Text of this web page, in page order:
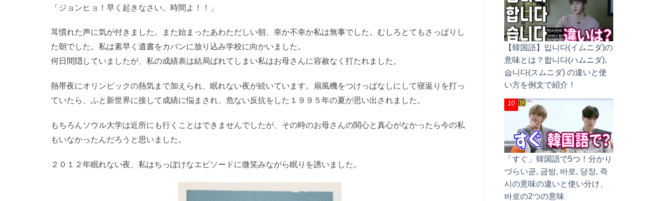
「ジョンヒョ！早く起きなさい。時間よ！！」
耳慣れた声に気が付きました。また始まったあわただしい朝、幸か不幸か私は無事でした。むしろとてもさっぱりし
た朝でした。私は素早く遺書をカバンに放り込み学校に向かいました。
何日間隠していましたが、私の成績表は結局ばれてしまい私はお母さんに容赦なく打たれました。
熱帯夜にオリンピックの熱気まで加えられ、眠れない夜が続いています。扇風機をつけっぱなしにして寝返りを打っ
ていたら、ふと新世界に接して成績に悩まされ、危ない反抗をした１９９５年の夏が思い出されました。
もちろんソウル大学は近所にも行くことはできませんでしたが、その時のお母さんの関心と真心がなかったら今の私
もいなかったんだろうと思いました。
２０１２年眠れない夜、私はちっぽけなエピソードに微笑みながら眠りを誘いました。
【韓国語】입니다(イムニダ)の
意味とは？합니다(ハムニダ),
습니다(スムニダ) の違いと使
い方を例文で紹介！
「すぐ」韓国語で5つ！分かり
づらい곧, 금방, 바로, 당장, 즉
시の意味の違いと使い分け、
바로の2つの意味